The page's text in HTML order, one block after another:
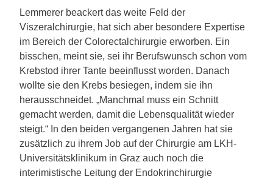
Lemmerer beackert das weite Feld der
Viszeralchirurgie, hat sich aber besondere Expertise
im Bereich der Colorectalchirurgie erworben. Ein
bisschen, meint sie, sei ihr Berufswunsch schon vom
Krebstod ihrer Tante beeinflusst worden. Danach
wollte sie den Krebs besiegen, indem sie ihn
herausschneidet. „Manchmal muss ein Schnitt
gemacht werden, damit die Lebensqualität wieder
steigt.“ In den beiden vergangenen Jahren hat sie
zusätzlich zu ihrem Job auf der Chirurgie am LKH-
Universitätsklinikum in Graz auch noch die
interimistische Leitung der Endokrinchirurgie